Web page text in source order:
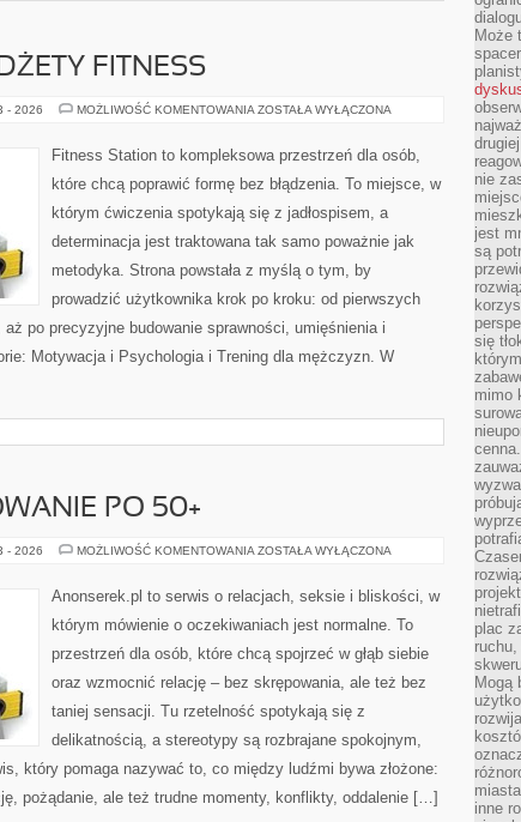
FITNESS
- 2026 MOŻLIWOŚĆ KOMENTOWANIA APLIKACJE
ZOSTAŁA WYŁĄCZONA
Fitness Station to kompleksowa przestrzeń dla osób,
które chcą poprawić formę bez błądzenia. To miejsce, w
którym ćwiczenia spotykają się z jadłospisem, a
determinacja jest traktowana tak samo poważnie jak
metodyka. Strona powstała z myślą o tym, by
prowadzić użytkownika krok po kroku: od pierwszych
aż po precyzyjne budowanie sprawności, umięśnienia i
Motywacja i Psychologia i Trening dla mężczyzn. W
PO 50+
- 2026 MOŻLIWOŚĆ KOMENTOWANIA SEKS
PO
50+
ZOSTAŁA WYŁĄCZONA
Anonserek.pl to serwis o relacjach, seksie i bliskości, w
którym mówienie o oczekiwaniach jest normalne. To
przestrzeń dla osób, które chcą spojrzeć w głąb siebie
oraz wzmocnić relację – bez skrępowania, ale też bez
taniej sensacji. Tu rzetelność spotykają się z
delikatnością, a stereotypy są rozbrajane spokojnym,
który pomaga nazywać to, co między ludźmi bywa złożone:
pożądanie, ale też trudne momenty, konflikty, oddalenie […]
Może
nie
jest
są
się
mimo
plac
Mogą
inne